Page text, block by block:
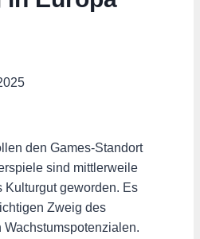
den Games-Standort
sind mittlerweile
geworden. Es
Zweig des
Wachstumspotenzialen.